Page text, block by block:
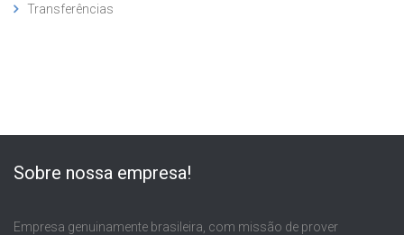
Transferências
Sobre nossa empresa!
Empresa genuinamente brasileira, com missão de prover